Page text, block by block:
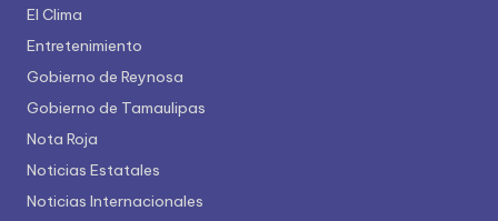
El Clima
Entretenimiento
Gobierno de Reynosa
Gobierno de Tamaulipas
Nota Roja
Noticias Estatales
Noticias Internacionales